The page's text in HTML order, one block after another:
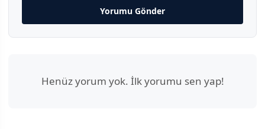
Yorumu Gönder
Henüz yorum yok. İlk yorumu sen yap!